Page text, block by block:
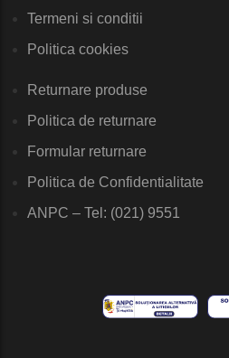
Termeni si conditii
Politica cookies
Returnare produse
Politica de returnare
Formular returnare
Politica de Confidentialitate
ANPC – Tel: (021) 9551